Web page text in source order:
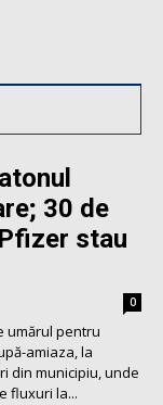
30 de
stau
0
umărul pentru
amiaza, la
din municipiu, unde
fluxuri la...